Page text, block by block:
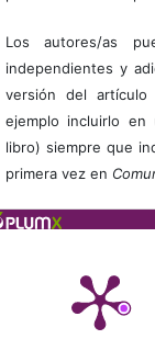
Los autores/as
independientes y
versión del
ejemplo incluirlo
libro) siempre que
primera vez en